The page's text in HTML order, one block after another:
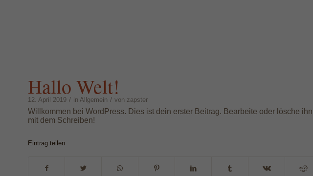
Hallo Welt!
12. April 2019 / in Allgemein / von zapster
Willkommen bei WordPress. Dies ist dein erster Beitrag. Bearbeite oder lösche
mit dem Schreiben!
Eintrag teilen